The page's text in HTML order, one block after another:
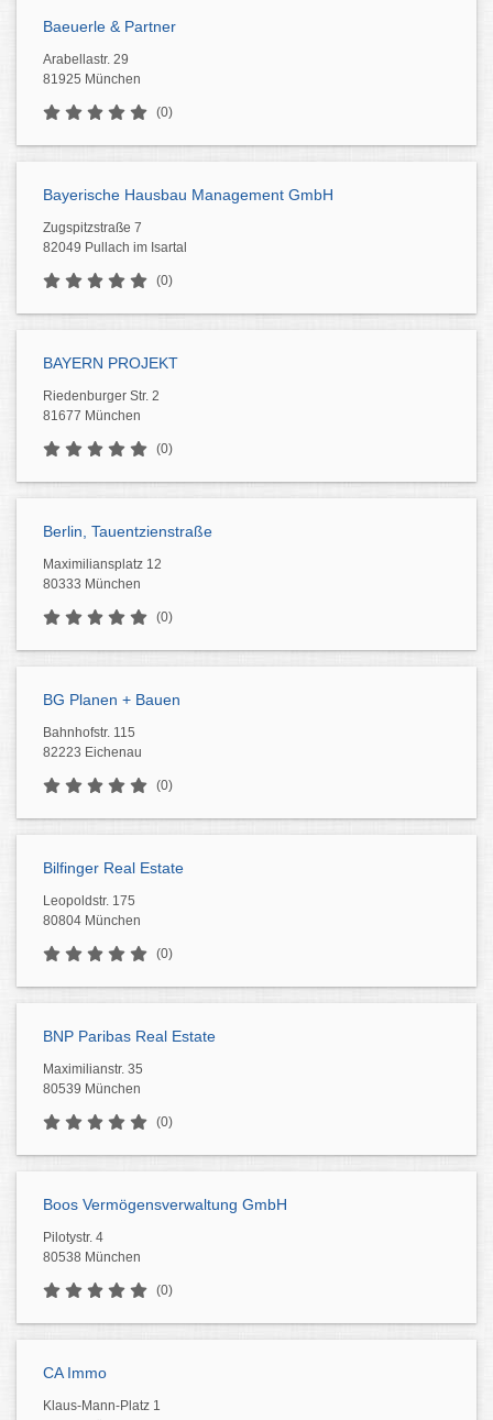
Baeuerle & Partner
Arabellastr. 29
81925 München
(0)
Bayerische Hausbau Management GmbH
Zugspitzstraße 7
82049 Pullach im Isartal
(0)
BAYERN PROJEKT
Riedenburger Str. 2
81677 München
(0)
Berlin, Tauentzienstraße
Maximiliansplatz 12
80333 München
(0)
BG Planen + Bauen
Bahnhofstr. 115
82223 Eichenau
(0)
Bilfinger Real Estate
Leopoldstr. 175
80804 München
(0)
BNP Paribas Real Estate
Maximilianstr. 35
80539 München
(0)
Boos Vermögensverwaltung GmbH
Pilotystr. 4
80538 München
(0)
CA Immo
Klaus-Mann-Platz 1